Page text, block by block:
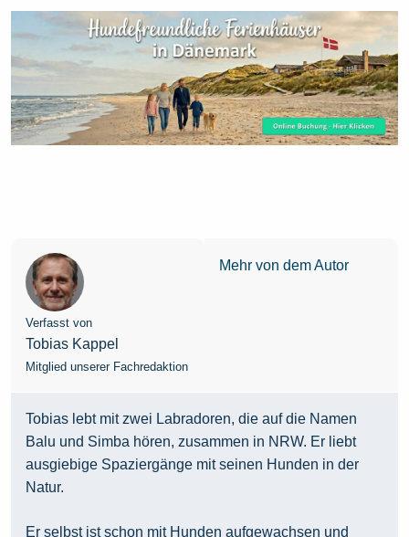
Verfasst von
Tobias Kappel
Mitglied unserer Fachredaktion
Mehr von dem Autor
Tobias lebt mit zwei Labradoren, die auf die Namen
Balu und Simba hören, zusammen in NRW. Er liebt
ausgiebige Spaziergänge mit seinen Hunden in der
Natur.
Er selbst ist schon mit Hunden aufgewachsen und